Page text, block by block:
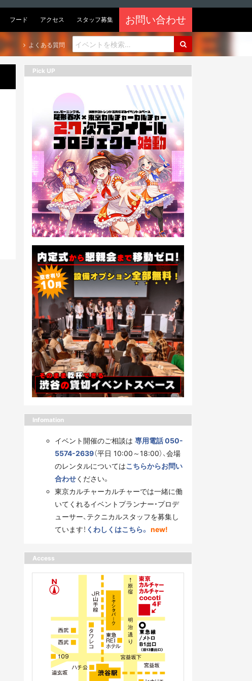
フード アクセス スタッフ募集 お問い合わせ
よくある質問
Pick UP
Infomation
イベント開催のご相談は 専用電話 050-
5574-2639（平日 10:00～18:00）、会場
のレンタルについてはこちらからお問い
合わせください。
東京カルチャーカルチャーでは一緒に働
いてくれるイベントプランナー・プロデ
ューサー、テクニカルスタッフを募集し
ています！ くわしくはこちら。 new!
Access